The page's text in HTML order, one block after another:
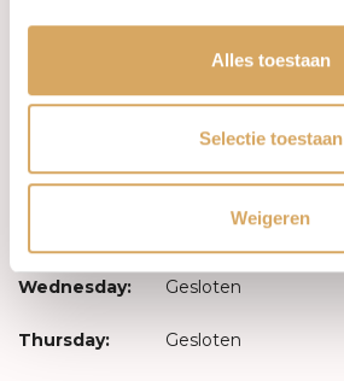
Alles toestaan
Selectie toestaan
Weigeren
Monday: Gesloten
Wednesday: Gesloten
Thursday: Gesloten